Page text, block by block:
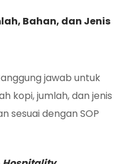
Bahan, dan Jenis
jawab untuk
kopi, jumlah, dan jenis
sesuai dengan SOP